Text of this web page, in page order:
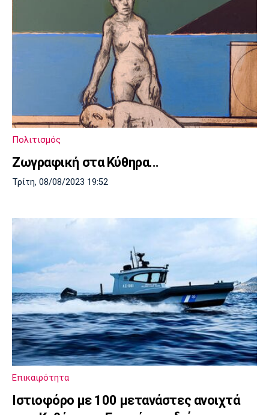
Πολιτισμός
Ζωγραφική στα Κύθηρα...
Τρίτη, 08/08/2023 19:52
Επικαιρότητα
Ιστιοφόρο με 100 μετανάστες ανοιχτά